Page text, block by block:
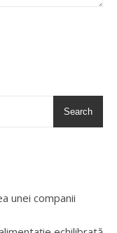
Search
unei companii